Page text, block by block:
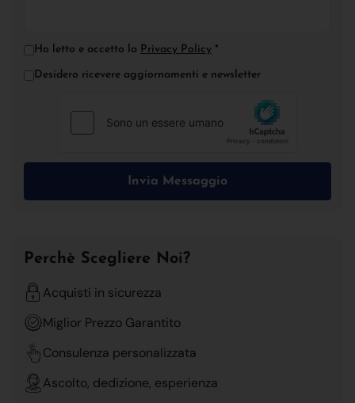
Ho letto e accetto la Privacy Policy *
Desidero ricevere aggiornamenti e newsletter
Invia Messaggio
Perchè Scegliere Noi?
Acquisti in sicurezza
Miglior Prezzo Garantito
Consulenza personalizzata
Ascolto, dedizione, esperienza